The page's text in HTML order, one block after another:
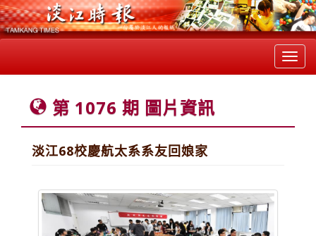
第 1076 期 圖片資訊
淡江68校慶航太系系友回娘家